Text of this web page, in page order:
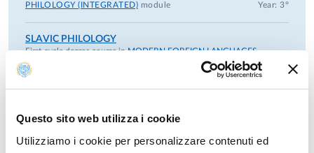
Questo sito web utilizza i cookie
Utilizziamo i cookie per personalizzare contenuti ed
PHILOLOGY (INTEGRATED) module Year: 3°
SLAVIC PHILOLOGY
First-cycle degree course inMODERN FOREIGN LANGUAGES
AND CIVILISATIONS
Year: 2°
Previous years